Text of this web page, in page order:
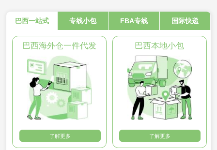
巴西一站式 专线小包 FBA专线 国际快递
巴西海外仓一件代发
了解更多
巴西本地小包
了解更多